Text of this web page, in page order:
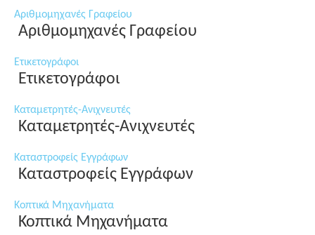
Αριθμομηχανές Γραφείου
Αριθμομηχανές Γραφείου
Ετικετογράφοι
Ετικετογράφοι
Καταμετρητές-Ανιχνευτές
Καταμετρητές-Ανιχνευτές
Καταστροφείς Εγγράφων
Καταστροφείς Εγγράφων
Κοπτικά Μηχανήματα
Κοπτικά Μηχανήματα